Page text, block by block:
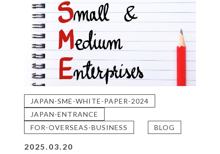
JAPAN-SME-WHITE-PAPER-2024
JAPAN-ENTRANCE
FOR-OVERSEAS-BUSINESS
BLOG
2025.03.20